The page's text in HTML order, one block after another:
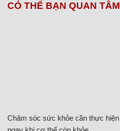
CÓ THỂ BẠN QUAN TÂM
Chăm sóc sức khỏe cần thực hiện